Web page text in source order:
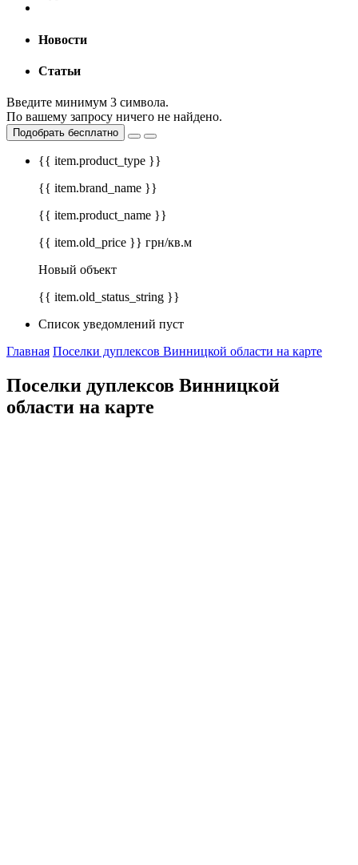
Новости
Статьи
Введите минимум 3 символа.
По вашему запросу ничего не найдено.
Подобрать бесплатно
{{ item.product_type }}
{{ item.brand_name }}
{{ item.product_name }}
{{ item.old_price }} грн/кв.м
Новый объект
{{ item.old_status_string }}
Список уведомлений пуст
Главная Поселки дуплексов Винницкой области на карте
Поселки дуплексов Винницкой
области на карте